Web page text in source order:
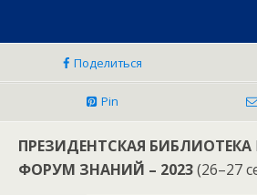
Поделиться
Pin
ПРЕЗИДЕНТСКАЯ БИБЛИОТЕКА
ФОРУМ ЗНАНИЙ – 2023(26–27